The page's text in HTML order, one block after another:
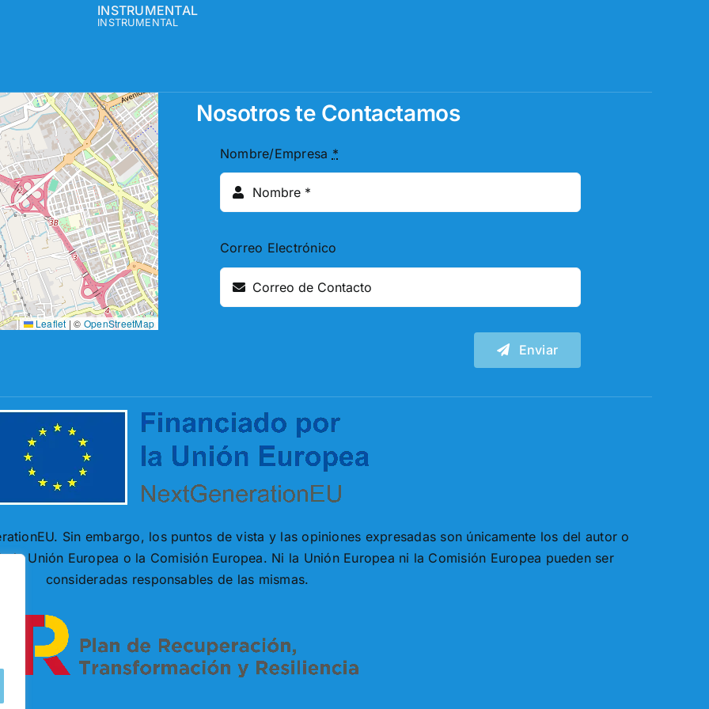
INSTRUMENTAL
INSTRUMENTAL
Leaflet | © OpenStreetMap
Nosotros te Contactamos
Nombre/Empresa *
Correo Electrónico
Enviar
Sin embargo, los puntos de vista y las opiniones expresadas son únicamente los del autor o
la Unión Europea o la Comisión Europea. Ni la Unión Europea ni la Comisión Europea pueden ser
consideradas responsables de las mismas.